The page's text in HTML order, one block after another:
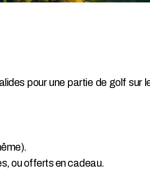
pour une partie de golf sur
ou offerts en cadeau.